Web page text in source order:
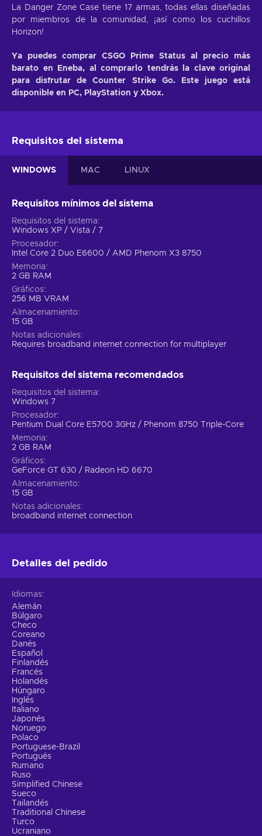
La Danger Zone Case tiene 17 armas, todas ellas diseñadas
por miembros de la comunidad, ¡así como los cuchillos
Horizon!
Ya puedes comprar CSGO Prime Status al precio más
barato en Eneba, al comprarlo tendrás la clave original
para disfrutar de Counter Strike Go. Este juego está
disponible en PC, PlayStation y Xbox.
Requisitos del sistema
WINDOWS MAC LINUX
Requisitos mínimos del sistema
Requisitos del sistema
Windows XP / Vista / 7
Procesador
Intel Core 2 Duo E6600 / AMD Phenom X3 8750
Memoria
2 GB RAM
Gráficos
256 MB VRAM
Almacenamiento
15 GB
Notas adicionales
Requires broadband internet connection for multiplayer
Requisitos del sistema recomendados
Requisitos del sistema
Windows 7
Procesador
Pentium Dual Core E5700 3GHz / Phenom 8750 Triple-Core
Memoria
2 GB RAM
Gráficos
GeForce GT 630 / Radeon HD 6670
Almacenamiento
15 GB
Notas adicionales
broadband internet connection
Detalles del pedido
Idiomas
Alemán
Búlgaro
Checo
Coreano
Danés
Español
Finlandés
Francés
Holandés
Húngaro
Inglés
Italiano
Japonés
Noruego
Polaco
Portuguese-Brazil
Portugués
Rumano
Ruso
Simplified Chinese
Sueco
Tailandés
Traditional Chinese
Turco
Ucraniano